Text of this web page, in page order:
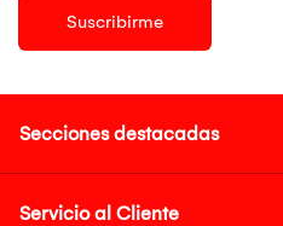
Suscribirme
Secciones destacadas
Servicio al Cliente